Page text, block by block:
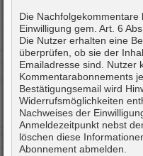
Die
Einwilligung gem. Art. 6
Die Nutzer erhalten eine
überprüfen, ob sie der
Emailadresse sind. Nutzer
Kommentarabonnements
Bestätigungsemail wird
Widerrufsmöglichkeiten
Nachweises der
Anmeldezeitpunkt nebst
löschen diese
Abonnement abmelden.